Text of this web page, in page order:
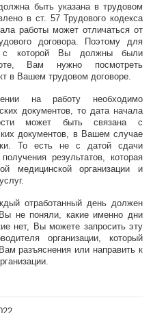
быть указана в трудовом
в ст. 57 Трудового кодекса
работы может отличаться от
договора. Поэтому для
с которой Вы должны были
Вам нужно посмотреть
в Вашем трудовом договоре.
на работу необходимо
документов, то дата начала
может быть связана с
документов, в Вашем случае
То есть не с датой сдачи
результатов, которая
медицинской организации и
отработанный день должен
не поняли, какие именно дни
нет, Вы можете запросить эту
организации, который
разъяснения или направить к